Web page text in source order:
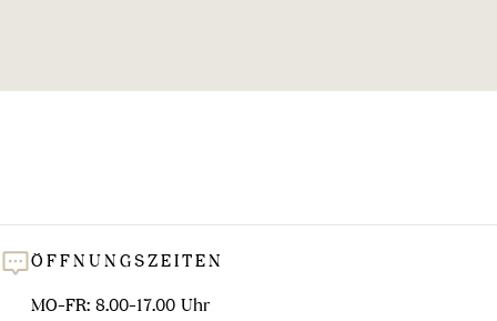
ÖFFNUNGSZEITEN
MO-FR: 8.00-17.00 Uhr